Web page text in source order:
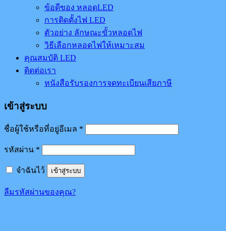
ข้อดีของ หลอดLED
การติดตั้งไฟ LED
ตัวอย่าง ลักษณะขั้วหลอดไฟ
วิธีเลือกหลอดไฟให้เหมาะสม
คุณสมบัติ LED
ติดต่อเรา
หนังสือรับรองการจดทะเบียนเสียภาษี
เข้าสู่ระบบ
ชื่อผู้ใช้หรือที่อยู่อีเมล *
รหัสผ่าน *
จำฉันไว้ เข้าสู่ระบบ
ลืมรหัสผ่านของคุณ?